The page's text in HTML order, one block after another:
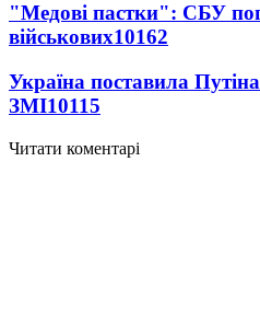
"Медові пастки": СБУ
військових10162
Україна поставила
ЗМІ10115
Читати коментарі